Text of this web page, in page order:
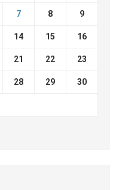
7 8 9
14 15 16
21 22 23
28 29 30